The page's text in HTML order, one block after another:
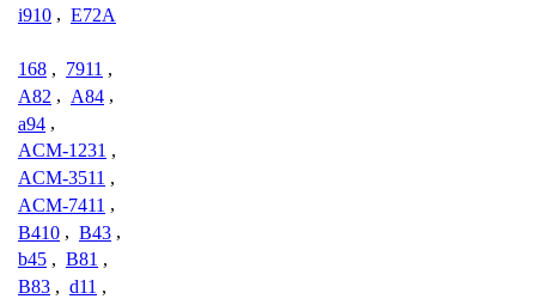
i910 , E72A
168 , 7911 ,
A82 , A84 ,
a94 ,
ACM-1231 ,
ACM-3511 ,
ACM-7411 ,
B410 , B43 ,
b45 , B81 ,
B83 , d11 ,